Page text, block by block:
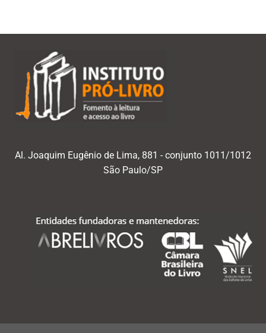
Al. Joaquim Eugênio de Lima, 881 - conjunto 1011/1012
São Paulo/SP